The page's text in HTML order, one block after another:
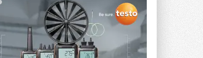
Китайская Shenling представила
линейку тепловых насосов
«воздух-вода» на R290
Серия ThermaX R290 All-In-One
включает три модели ...
4 АВГУСТА 2026